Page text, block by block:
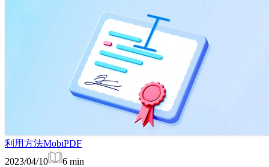
利用方法MobiPDF
2023/04/10
6 min